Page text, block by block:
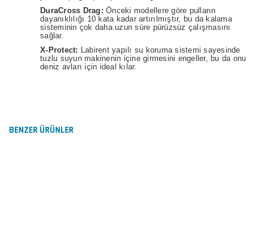
DuraCross Drag: Önceki modellere göre pulların
dayanıklılığı 10 kata kadar artırılmıştır, bu da kalama
sisteminin çok daha uzun süre pürüzsüz çalışmasını
sağlar.
X-Protect: Labirent yapılı su koruma sistemi sayesinde
tuzlu suyun makinenin içine girmesini engeller, bu da onu
deniz avları için ideal kılar.
Görüş ve önerileriniz için teşekkür ederiz.
BENZER ÜRÜNLER